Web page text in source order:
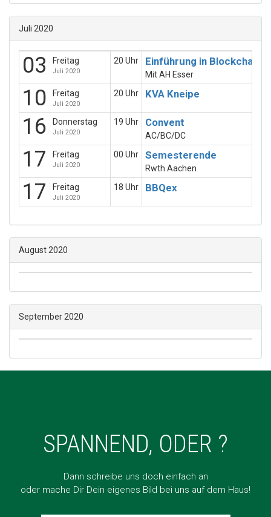
Juli 2020
03 Freitag
Juli 2020
20 Uhr Einführung in Blockchains
Mit AH Esser
10 Freitag
Juli 2020
20 Uhr KVA Kneipe
16 Donnerstag
Juli 2020
19 Uhr Convent
AC/BC/DC
17 Freitag
Juli 2020
00 Uhr Semesterende
Rwth Aachen
17 Freitag
Juli 2020
18 Uhr BBQex
August 2020
September 2020
SPANNEND, ODER ?
Dann schreibe uns doch einfach an
oder mache Dir Dein eigenes Bild bei uns auf dem Haus!